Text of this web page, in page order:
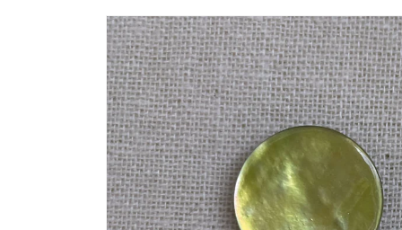
Passer aux
informations
produits